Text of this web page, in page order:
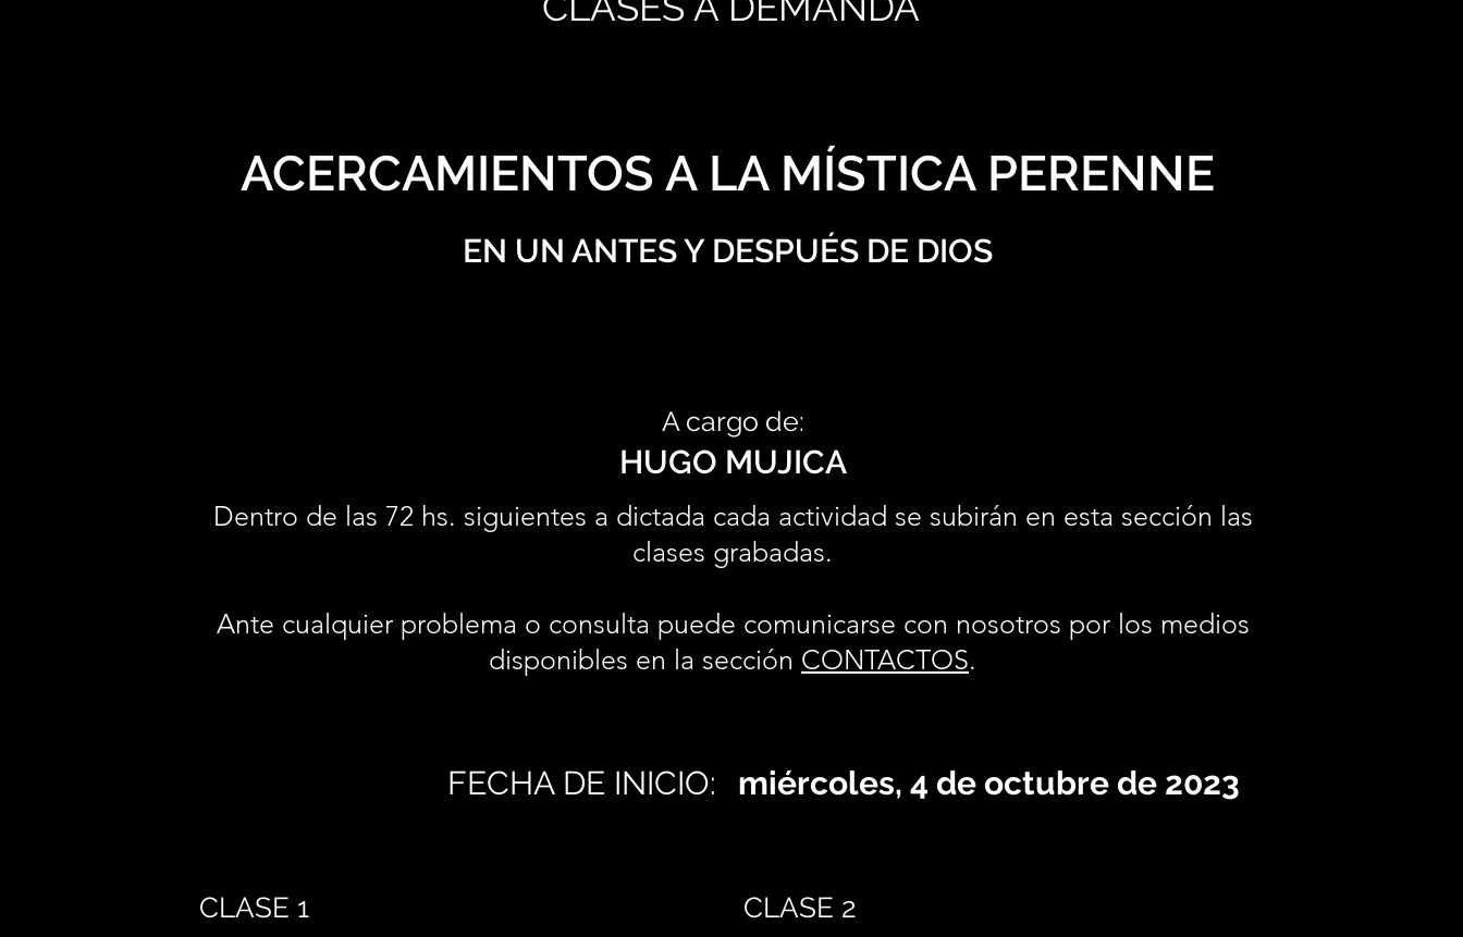
ACERCAMIENTOS A LA MÍSTICA PERENNE
EN UN ANTES Y DESPUÉS DE DIOS
A cargo de:
HUGO MUJICA
Dentro de las 72 hs. siguientes a dictada cada actividad se subirán en esta sección las
clases grabadas.
Ante cualquier problema o consulta puede comunicarse con nosotros por los medios
disponibles en la sección CONTACTOS.
FECHA DE INICIO: miércoles, 4 de octubre de 2023
CLASE 1 CLASE 2